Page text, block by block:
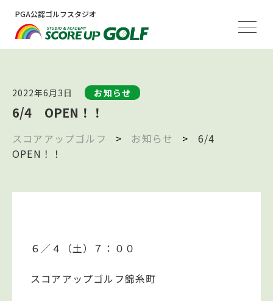
PGA公認ゴルフスタジオ
2022年6月3日 お知らせ
6/4 OPEN！！
スコアアップゴルフ > お知らせ >
6/4
OPEN！！
６／４（土）７：００
スコアアップゴルフ錦糸町